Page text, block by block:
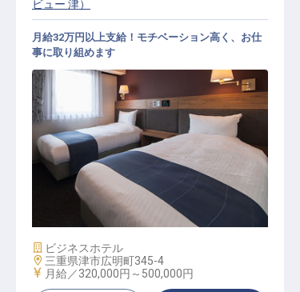
宿泊支配人
ビュー 津）
月給32万円以上支給！モチベーション高く、お仕
事に取り組めます
施設業態
ビジネスホテル
勤務地
三重県津市広明町345-4
給与
月給／320,000円～ 500,000円